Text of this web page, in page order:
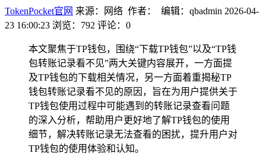
TokenPocket官网 来源：网络 作者： 编辑：qbadmin 2026-04-
23 16:00:23 浏览：792 评论：0
本文聚焦于TP钱包，围绕“下载TP钱包”以及“TP钱
包转账记录看不见”两大关键内容展开，一方面提
及TP钱包的下载相关情况，另一方面着重揭秘TP
钱包转账记录看不见的原因，旨在为用户提供关于
TP钱包使用过程中可能遇到的转账记录查看问题
的深入分析，帮助用户更好地了解TP钱包的使用
细节，解决转账记录无法查看的困扰，提升用户对
TP钱包的使用体验和认知。